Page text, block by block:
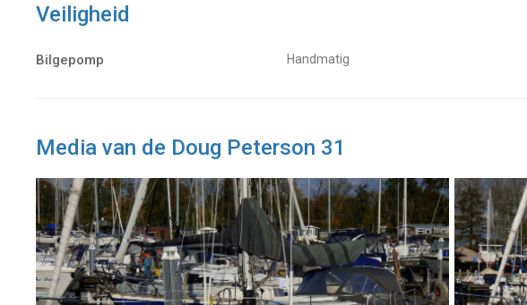
Veiligheid
Bilgepomp Handmatig
Media van de Doug Peterson 31